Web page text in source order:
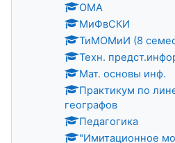
ОМА
МиФвСКИ
ТиМОМиИ (8
Техн.
Мат. основы инф.
Практикум по
географов
Педагогика
"Имитационное